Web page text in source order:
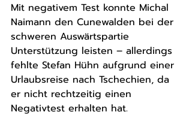
Mit negativem Test konnte Michal
Naimann den Cunewalden bei der
schweren Auswärtspartie
Unterstützung leisten – allerdings
fehlte Stefan Hühn aufgrund einer
Urlaubsreise nach Tschechien, da
er nicht rechtzeitig einen
Negativtest erhalten hat.